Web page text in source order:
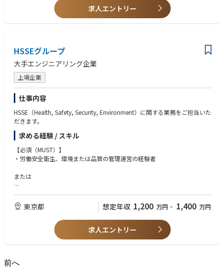
・Represent Medical Affairs in scientific forums, congresses, and advisory
interactions as a subject‑matter expert, within approved scope and traini
・Engage in promotional selling activities or commercial decision‑makin
・Approve financial commitments, contracts, or study funding.
・Make commitments regarding product supply, pricing, or regulatory o
utcomes.
求人エントリー
HSSEグループ
大手エンジニアリング企業
上場企業
仕事内容
HSSE（Health, Safety, Security, Environment）に関する業務をご担当いた
だきます。
求める経験 / スキル
【必須（MUST）】
・労働安全衛生、環境または品質の管理運営の経験者
または
・上記と同等な業務経験者
（Management System、Environment System、Quality System等の導入
経験、またはそれらのコンサルティング経験等）
・英語力（目安：TOEIC730点以上程度）
【歓迎（WANT）】
・HSSEに関するコンサルタントのご経験をお持ちの方
東京都 想定年収 1,200 万円 ~ 1,400 万円
求人エントリー
前へ